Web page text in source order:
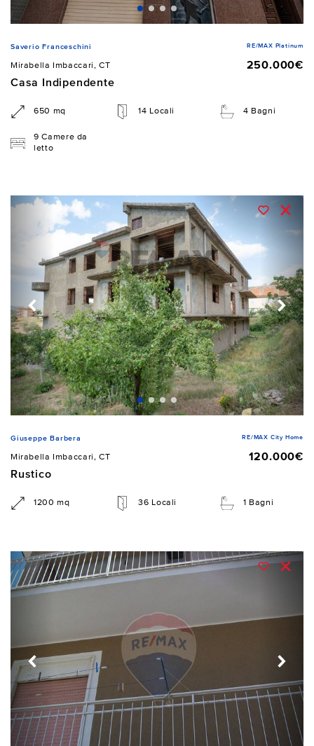
Saverio Franceschini RE/MAX Platinum
Mirabella Imbaccari, CT
250.000€
Casa Indipendente
650 mq 14 Locali 4 Bagni
9 Camere da
letto
Giuseppe Barbera RE/MAX City Home
Mirabella Imbaccari, CT
120.000€
Rustico
1200 mq 36 Locali 1 Bagni